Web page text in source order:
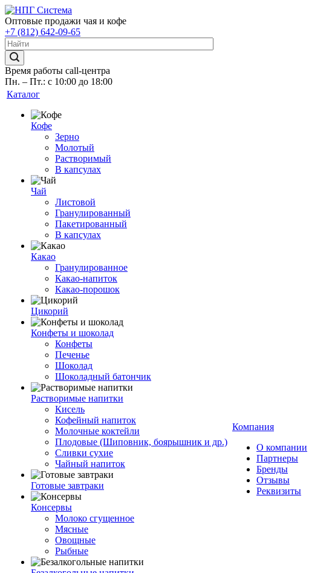
Оптовые продажи чая и кофе
+7 (812) 642-09-65
Время работы call-центра
Пн. – Пт.: с 10:00 до 18:00
Каталог
Кофе
Зерно
Молотый
Растворимый
В капсулах
Чай
Листовой
Гранулированный
Пакетированный
В капсулах
Какао
Гранулированное
Какао-напиток
Какао-порошок
Цикорий
Конфеты и шоколад
Конфеты
Печенье
Шоколад
Шоколадный батончик
Растворимые напитки
Кисель
Кофейный напиток
Молочные коктейли
Плодовые (Шиповник, боярышник и др.)
Сливки сухие
Чайный напиток
Готовые завтраки
Консервы
Молоко сгущенное
Мясные
Овощные
Рыбные
Компания
О компании
Партнеры
Бренды
Отзывы
Реквизиты